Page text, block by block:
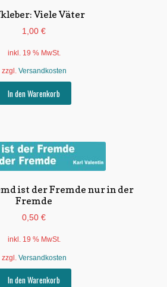
Viele Väter
1,00 €
inkl. 19 % MwSt.
zzgl. Versandkosten
In den Warenkorb
ist der Fremde nur in der
Fremde
0,50 €
inkl. 19 % MwSt.
zzgl. Versandkosten
In den Warenkorb